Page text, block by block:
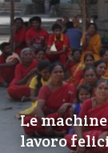
Le
lavoro